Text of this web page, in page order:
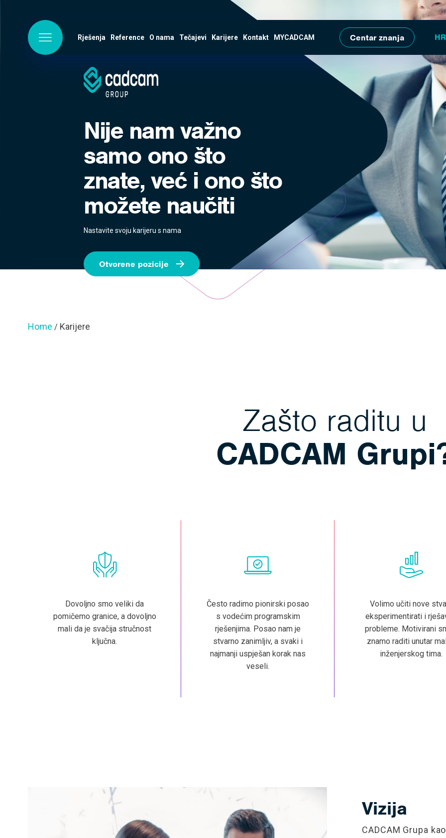
Rješenja Reference O nama Tečajevi Karijere Kontakt MYCADCAM Centar znanja
Nije nam važno
samo ono što
znate, već i ono što
možete naučiti
Nastavite svoju karijeru s nama
Otvorene pozicije
Home / Karijere
Zašto raditu u
CADCAM
Dovoljno smo veliki da
pomičemo granice, a dovoljno
mali da je svačija stručnost
ključna.
Često radimo pionirski posao
s vodećim programskim
rješenjima. Posao nam je
stvarno zanimljiv, a svaki i
najmanji uspješan korak nas
veseli.
Volimo učiti nove
eksperimentirati i
probleme. Motivirani
znamo raditi unutar
inženjerskog tima.
Vizija
CADCAM Grupa